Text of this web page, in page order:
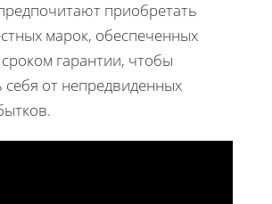
приобретать
марок, обеспеченных
гарантии, чтобы
себя от непредвиденных